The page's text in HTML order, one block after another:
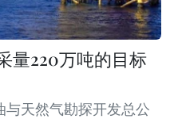
量220万吨的目标
与天然气勘探开发总公